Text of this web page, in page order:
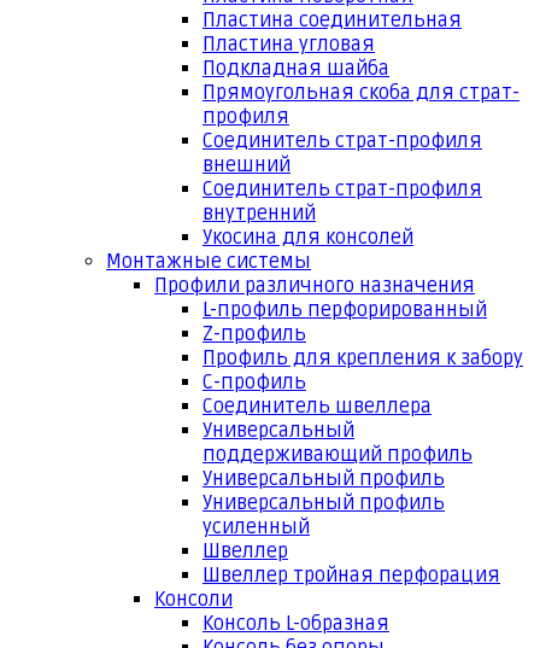
Пластина соединительная
Пластина угловая
Подкладная шайба
Прямоугольная скоба для страт-
профиля
Соединитель страт-профиля
внешний
Соединитель страт-профиля
внутренний
Укосина для консолей
Монтажные системы
Профили различного назначения
L-профиль перфорированный
Z-профиль
Профиль для крепления к забору
С-профиль
Соединитель швеллера
Универсальный
поддерживающий профиль
Универсальный профиль
Универсальный профиль
усиленный
Швеллер
Швеллер тройная перфорация
Консоли
Консоль L-образная